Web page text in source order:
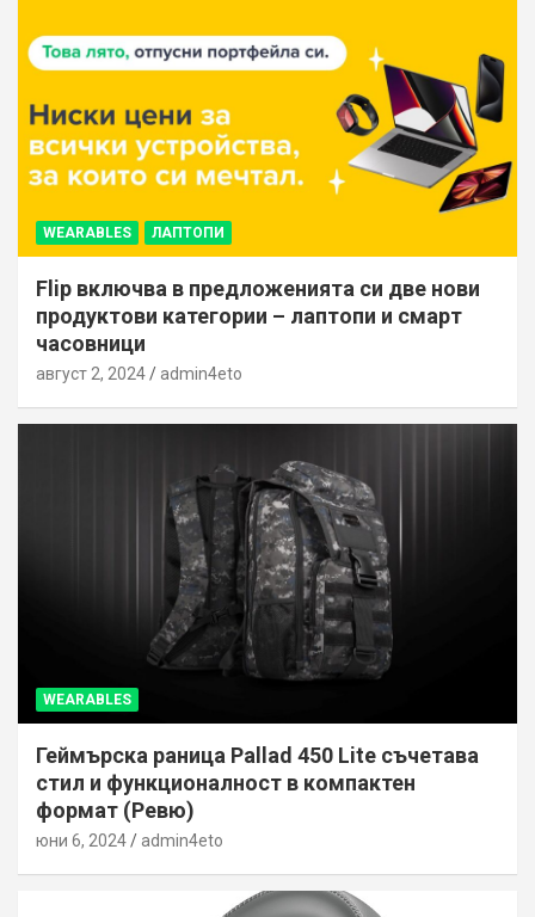
WEARABLES ЛАПТОПИ
Flip включва в предложенията си две нови
продуктови категории – лаптопи и смарт
часовници
август 2, 2024 admin4eto
WEARABLES
Геймърска раница Pallad 450 Lite съчетава
стил и функционалност в компактен
формат (Ревю)
юни 6, 2024 admin4eto